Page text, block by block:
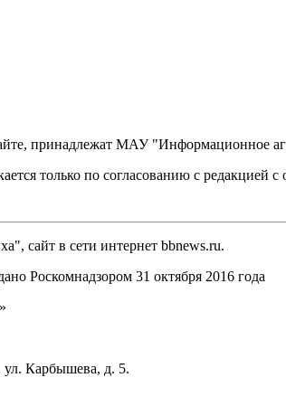
принадлежат МАУ "Информационное
только по согласованию с редакцией
сайт в сети интернет bbnews.ru.
Роскомнадзором 31 октября 2016 года
ул. Карбышева, д. 5.